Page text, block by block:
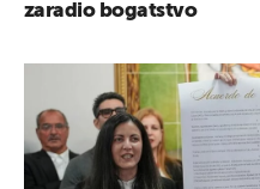
zaradio bogatstvo